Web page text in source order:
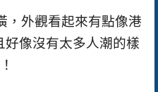
，外觀看起來有點像港
好像沒有太多人潮的樣